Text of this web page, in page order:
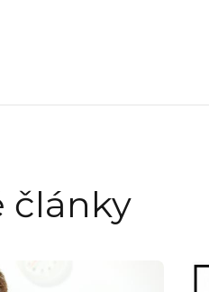
články